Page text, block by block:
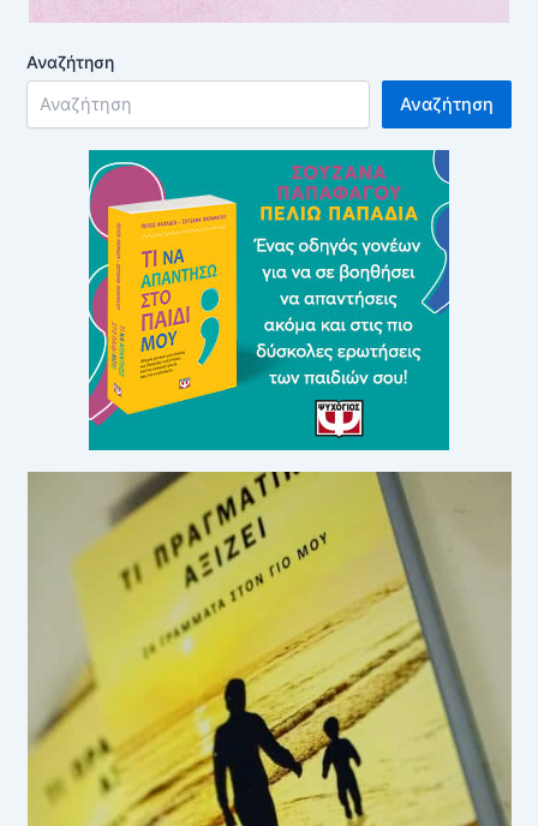
Αναζήτηση
Αναζήτηση